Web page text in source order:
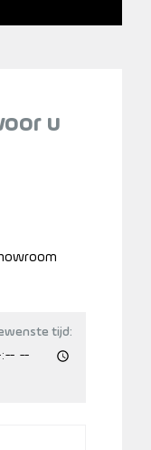
u
tijd: